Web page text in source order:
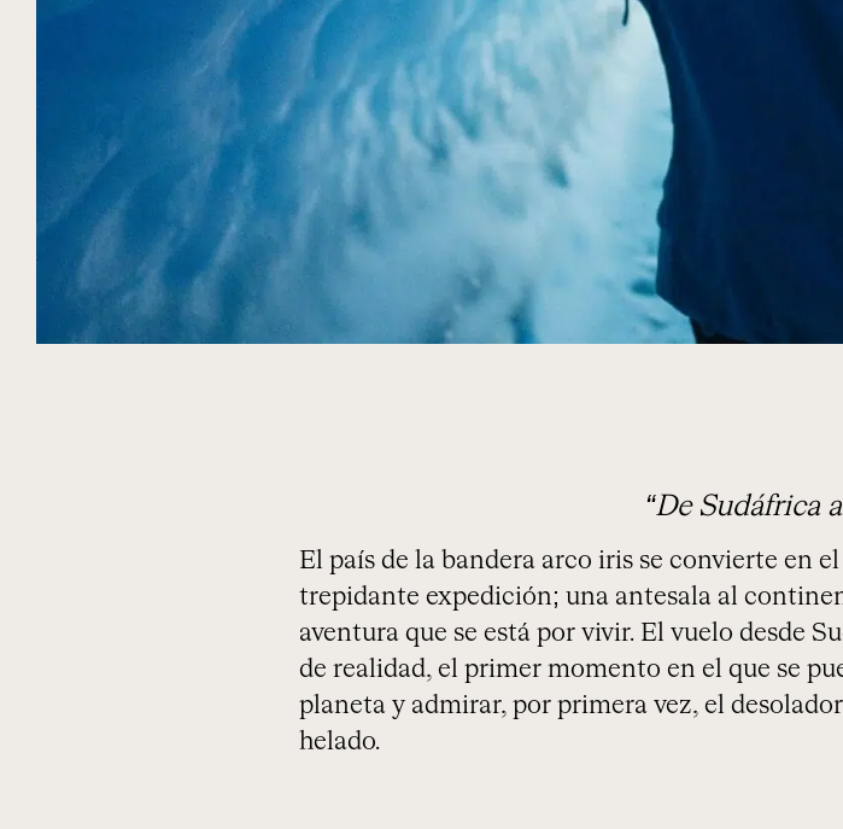
“De Sudáfrica
El país de la bandera arco iris se convierte en
trepidante expedición; una antesala al
aventura que se está por vivir. El vuelo desde
de realidad, el primer momento en el que se
planeta y admirar, por primera vez, el
helado.